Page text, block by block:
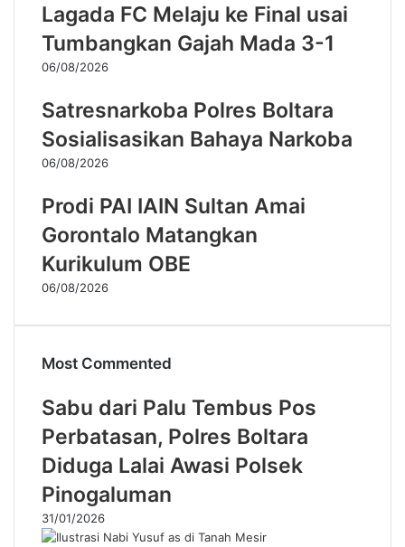
Lagada FC Melaju ke Final usai
Tumbangkan Gajah Mada 3-1
06/08/2026
Satresnarkoba Polres Boltara
Sosialisasikan Bahaya Narkoba
06/08/2026
Prodi PAI IAIN Sultan Amai
Gorontalo Matangkan
Kurikulum OBE
06/08/2026
Most Commented
Sabu dari Palu Tembus Pos
Perbatasan, Polres Boltara
Diduga Lalai Awasi Polsek
Pinogaluman
31/01/2026